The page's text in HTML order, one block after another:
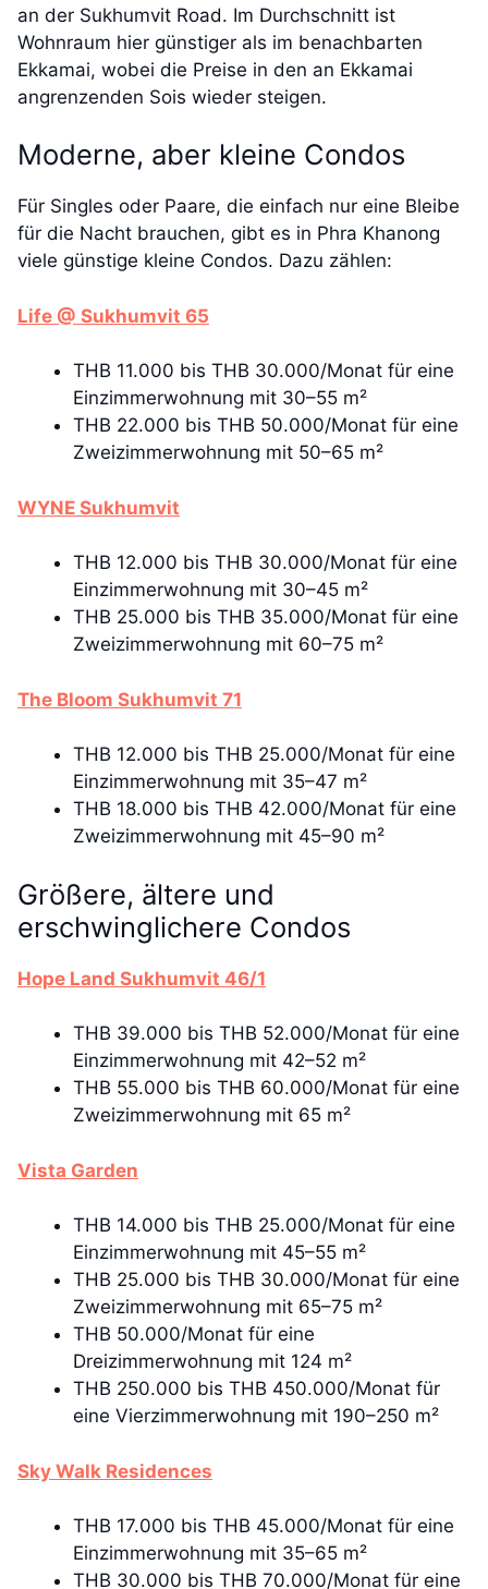
an der Sukhumvit Road. Im Durchschnitt ist
Wohnraum hier günstiger als im benachbarten
Ekkamai, wobei die Preise in den an Ekkamai
angrenzenden Sois wieder steigen.
Moderne, aber kleine Condos
Für Singles oder Paare, die einfach nur eine Bleibe
für die Nacht brauchen, gibt es in Phra Khanong
viele günstige kleine Condos. Dazu zählen:
Life @ Sukhumvit 65
THB 11.000 bis THB 30.000/Monat für eine
Einzimmerwohnung mit 30–55 m²
THB 22.000 bis THB 50.000/Monat für eine
Zweizimmerwohnung mit 50–65 m²
WYNE Sukhumvit
THB 12.000 bis THB 30.000/Monat für eine
Einzimmerwohnung mit 30–45 m²
THB 25.000 bis THB 35.000/Monat für eine
Zweizimmerwohnung mit 60–75 m²
The Bloom Sukhumvit 71
THB 12.000 bis THB 25.000/Monat für eine
Einzimmerwohnung mit 35–47 m²
THB 18.000 bis THB 42.000/Monat für eine
Zweizimmerwohnung mit 45–90 m²
Größere, ältere und
erschwinglichere Condos
Hope Land Sukhumvit 46/1
THB 39.000 bis THB 52.000/Monat für eine
Einzimmerwohnung mit 42–52 m²
THB 55.000 bis THB 60.000/Monat für eine
Zweizimmerwohnung mit 65 m²
Vista Garden
THB 14.000 bis THB 25.000/Monat für eine
Einzimmerwohnung mit 45–55 m²
THB 25.000 bis THB 30.000/Monat für eine
Zweizimmerwohnung mit 65–75 m²
THB 50.000/Monat für eine
Dreizimmerwohnung mit 124 m²
THB 250.000 bis THB 450.000/Monat für
eine Vierzimmerwohnung mit 190–250 m²
Sky Walk Residences
THB 17.000 bis THB 45.000/Monat für eine
Einzimmerwohnung mit 35–65 m²
THB 30.000 bis THB 70.000/Monat für eine